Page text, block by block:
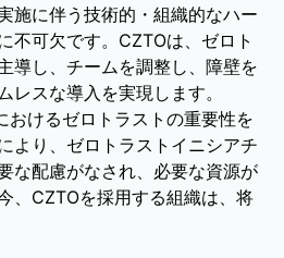
施に伴う技術的・組織的なハー
不可欠です。CZTOは、ゼロト
導し、チームを調整し、障壁を
レスな導入を実現します。
おけるゼロトラストの重要性を
より、ゼロトラストイニシアチ
な配慮がなされ、必要な資源が
、CZTOを採用する組織は、将